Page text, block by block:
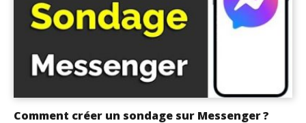
Comment créer un sondage sur Messenger ?